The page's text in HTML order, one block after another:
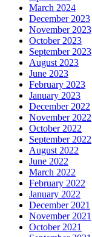
March 2024
December 2023
November 2023
October 2023
September 2023
August 2023
June 2023
February 2023
January 2023
December 2022
November 2022
October 2022
September 2022
August 2022
June 2022
March 2022
February 2022
January 2022
December 2021
November 2021
October 2021